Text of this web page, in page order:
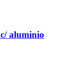
aluminio